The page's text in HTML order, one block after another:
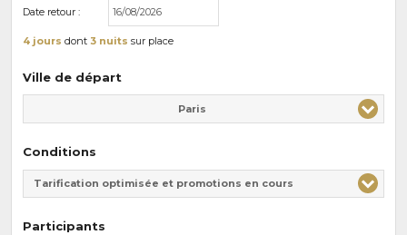
Date retour :
4 jours dont 3 nuits sur place
Ville de départ
Paris
Conditions
Tarification optimisée et promotions en cours
Participants